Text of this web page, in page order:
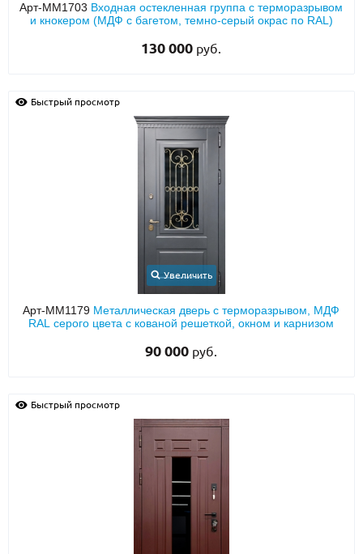
Арт-ММ1703 Входная остекленная группа с терморазрывом
и кнокером (МДФ с багетом, темно-серый окрас по RAL)
130 000 руб.
Быстрый просмотр
Увеличить
Арт-ММ1179 Металлическая дверь с терморазрывом, МДФ
RAL серого цвета с кованой решеткой, окном и карнизом
90 000 руб.
Быстрый просмотр